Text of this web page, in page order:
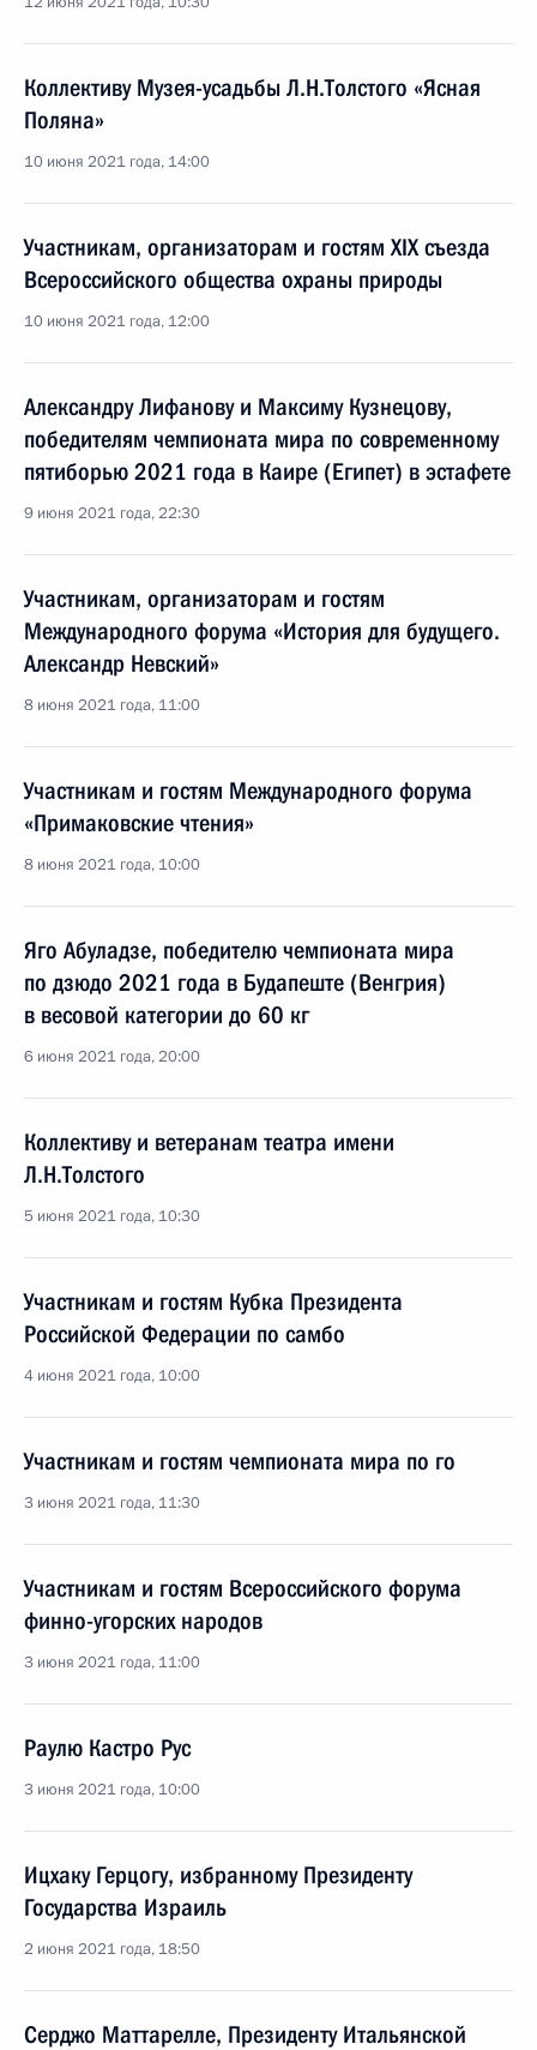
Коллективу Музея-усадьбы Л.Н.Толстого «Ясная
Поляна»
10 июня 2021 года, 14:00
Участникам, организаторам и гостям XIX съезда
Всероссийского общества охраны природы
10 июня 2021 года, 12:00
Александру Лифанову и Максиму Кузнецову,
победителям чемпионата мира по современному
пятиборью 2021 года в Каире (Египет) в эстафете
9 июня 2021 года, 22:30
Участникам, организаторам и гостям
Международного форума «История для будущего.
Александр Невский»
8 июня 2021 года, 11:00
Участникам и гостям Международного форума
«Примаковские чтения»
8 июня 2021 года, 10:00
Яго Абуладзе, победителю чемпионата мира
по дзюдо 2021 года в Будапеште (Венгрия)
в весовой категории до 60 кг
6 июня 2021 года, 20:00
Коллективу и ветеранам театра имени
Л.Н.Толстого
5 июня 2021 года, 10:30
Участникам и гостям Кубка Президента
Российской Федерации по самбо
4 июня 2021 года, 10:00
Участникам и гостям чемпионата мира по го
3 июня 2021 года, 11:30
Участникам и гостям Всероссийского форума
финно-угорских народов
3 июня 2021 года, 11:00
Раулю Кастро Рус
3 июня 2021 года, 10:00
Ицхаку Герцогу, избранному Президенту
Государства Израиль
2 июня 2021 года, 18:50
Серджо Маттарелле, Президенту Итальянской